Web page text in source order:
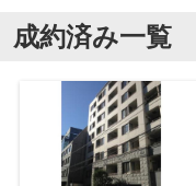
成約済み一覧